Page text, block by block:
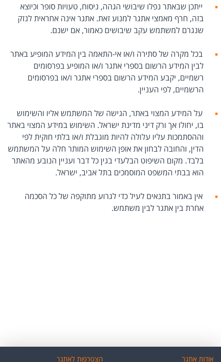
ייתכן שבאתר נפלו שיבושי הגהה, ניסוח, טעויות סופר וכיוצא
בזה, חרף מאמצי אתגר למנוע זאת. אתגר אינה אחראית לנזק
שנגרם למשתמש עקב שיבושים כאמור, אם ישנם.
בכל מקרה של סתירה ו/או אי-התאמה בין המידע המופיע באתר
לבין המידע הרשום בספרי אתגר ו/או המופיע בפרסומים
רשמיים, יקבע המידע הרשום בספרי אתגר ו/או בפרסומים
הרשמיים, לפי העניין.
על המידע המצוי באתר, הגישה של המשתמש אליו והשימוש
בו, יחולו אך ורק דיני מדינת ישראל. השימוש במידע המצוי באתר
וההסתמכות עליו עלולה להיות מוגבלת ו/או בלתי חוקית לפי
הדין, והחובה לבחון את אופן השימוש המותר חלה על המשתמש
בלבד. מקום השיפוט הבלעדי בגין כל דבר ועניין הנובע מהאתר
הוא בבתי המשפט המוסמכים בתל אביב, ישראל.
אין באמור בתנאים לעיל כדי לגרוע מתוקפה של כל הסכמה
אחרת בין אתגר לבין משתמש.
אודות אתגר הצטרפות לאתגר